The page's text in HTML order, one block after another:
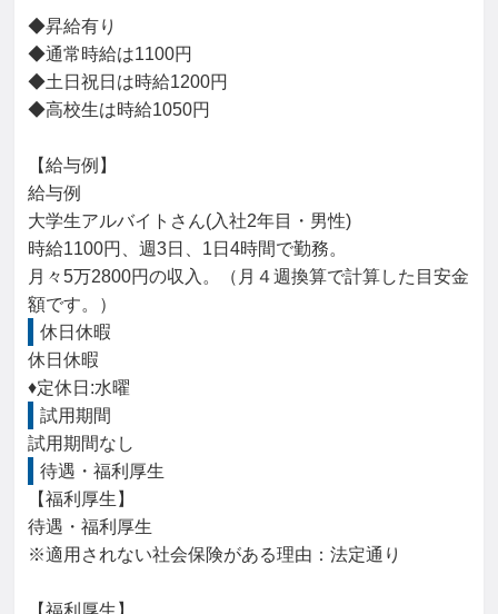
◆昇給有り
◆通常時給は1100円
◆土日祝日は時給1200円
◆高校生は時給1050円
【給与例】
給与例
大学生アルバイトさん(入社2年目・男性)
時給1100円、週3日、1日4時間で勤務。
月々5万2800円の収入。（月４週換算で計算した目安金
額です。）
休日休暇
休日休暇
♦定休日:水曜
試用期間
試用期間なし
待遇・福利厚生
【福利厚生】
待遇・福利厚生
※適用されない社会保険がある理由：法定通り
【福利厚生】